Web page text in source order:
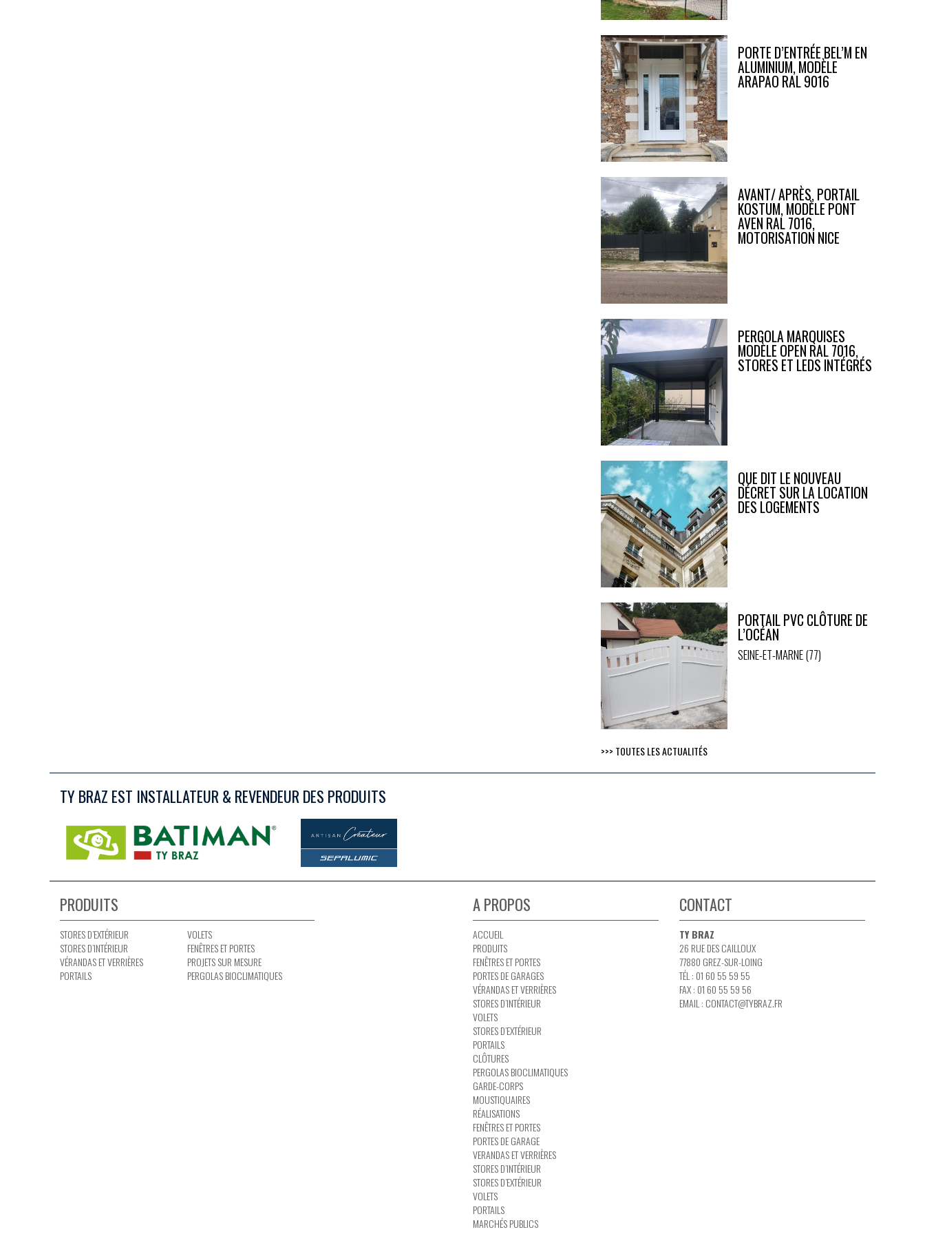
PORTE D’ENTRÉE BEL’M EN
ALUMINIUM, MODÈLE
ARAPAO RAL 9016
AVANT/ APRÈS, PORTAIL
KOSTUM, MODÈLE PONT
AVEN RAL 7016,
MOTORISATION NICE
PERGOLA MARQUISES
MODÈLE OPEN RAL 7016,
STORES ET LEDS INTÉGRÉS
QUE DIT LE NOUVEAU
DÉCRET SUR LA LOCATION
DES LOGEMENTS
PORTAIL PVC CLÔTURE DE
L’OCÉAN
SEINE-ET-MARNE (77)
>>> TOUTES LES ACTUALITÉS
TY BRAZ EST INSTALLATEUR & REVENDEUR DES PRODUITS
PRODUITS
STORES D’EXTÉRIEUR
STORES D’INTÉRIEUR
VÉRANDAS ET VERRIÈRES
PORTAILS
VOLETS
FENÊTRES ET PORTES
PROJETS SUR MESURE
PERGOLAS BIOCLIMATIQUES
A PROPOS
ACCUEIL
PRODUITS
FENÊTRES ET PORTES
PORTES DE GARAGES
VÉRANDAS ET VERRIÈRES
STORES D’INTÉRIEUR
VOLETS
STORES D’EXTÉRIEUR
PORTAILS
CLÔTURES
PERGOLAS BIOCLIMATIQUES
GARDE-CORPS
MOUSTIQUAIRES
RÉALISATIONS
FENÊTRES ET PORTES
PORTES DE GARAGE
VERANDAS ET VERRIÈRES
STORES D’INTÉRIEUR
STORES D’EXTÉRIEUR
VOLETS
PORTAILS
MARCHÉS PUBLICS
CONTACT
TY BRAZ
26 RUE DES CAILLOUX
77880 GREZ-SUR-LOING
TÉL : 01 60 55 59 55
FAX : 01 60 55 59 56
EMAIL : CONTACT@TYBRAZ.FR